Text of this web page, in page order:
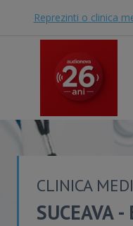
Reprezinti o clinica
CLINICA
SUCEAVA